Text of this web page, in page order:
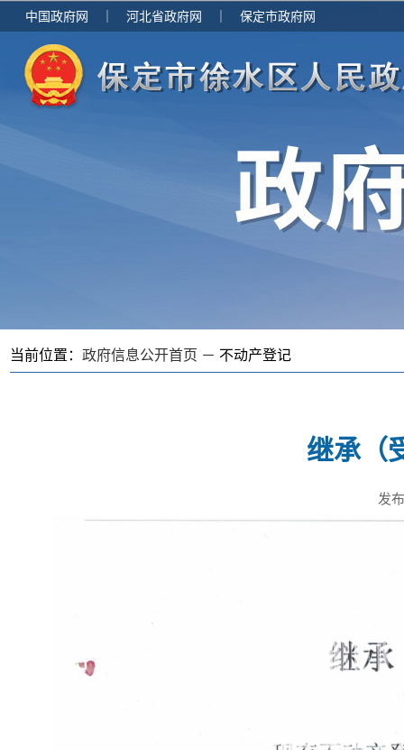
中国政府网 河北省政府网 保定市政府网
当前位置： 政府信息公开首页 － 不动产登记
继承（
发